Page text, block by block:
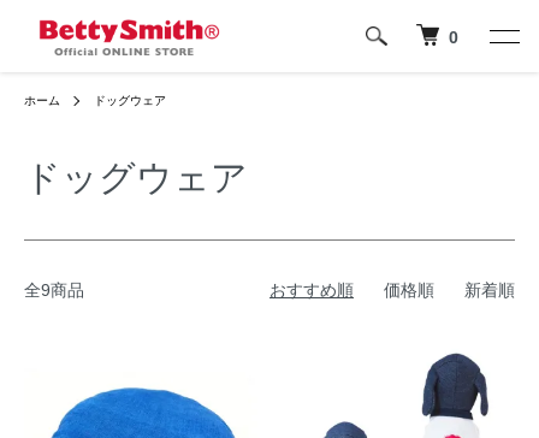
0
ホーム ドッグウェア
ドッグウェア
全9商品 おすすめ順 価格順 新着順